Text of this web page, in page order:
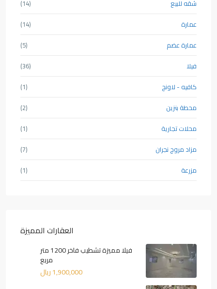
شقه للبيع
(14)
عمارة
(14)
عمارة عضم
(5)
فيلا
(36)
كافيه - لاونج
(1)
محطة بنزين
(2)
محلات تجارية
(1)
مزاد مروج نجران
(7)
مزرعة
(1)
العقارات المميزة
فيلا مميزة تشطيب فاخر 1200 متر
مربع
1,900,000 ريال